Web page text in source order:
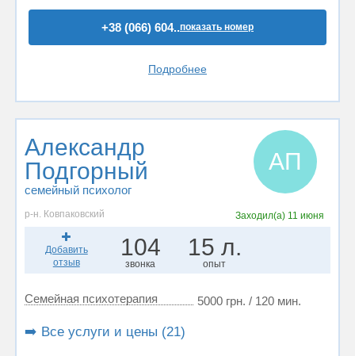
+38 (066) 604..показать номер
Подробнее
Александр
Подгорный
семейный психолог
АП
р-н. Ковпаковский Заходил(а) 11 июня
Добавить
отзыв
104
звонка
15 л.
опыт
Семейная психотерапия 5000 грн. / 120 мин.
➡️ Все услуги и цены (21)